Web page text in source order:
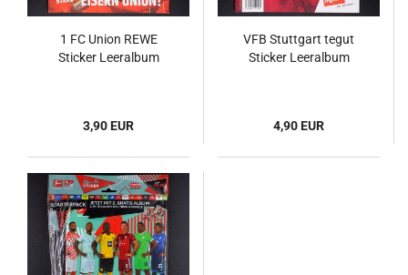
1 FC Union REWE
Sticker Leeralbum
3,90 EUR
VFB Stuttgart tegut
Sticker Leeralbum
4,90 EUR